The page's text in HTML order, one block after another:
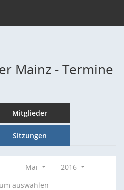
Mainz - Termine
Mitglieder
Sitzungen
Mai
2016
auswählen